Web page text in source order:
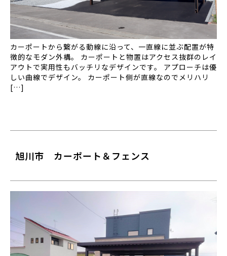
カーポートから繋がる動線に沿って、一直線に並ぶ配置が特
徴的なモダン外構。 カーポートと物置はアクセス抜群のレイ
アウトで実用性もバッチリなデザインです。 アプローチは優
しい曲線でデザイン。 カーポート側が直線なのでメリハリ
[…]
旭川市 カーポート＆フェンス